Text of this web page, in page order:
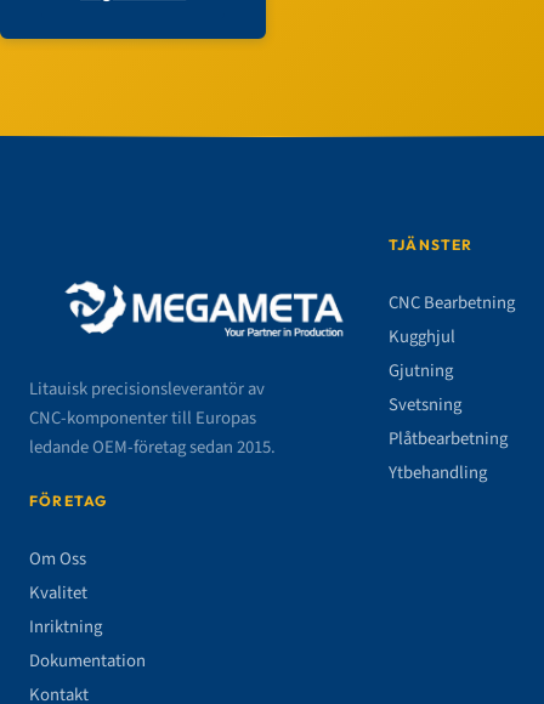
Litauisk precisionsleverantör av
CNC-komponenter till Europas
ledande OEM-företag sedan 2015.
TJÄNSTER
CNC Bearbetning
Kugghjul
Gjutning
Svetsning
Plåtbearbetning
Ytbehandling
FÖRETAG
Om Oss
Kvalitet
Inriktning
Dokumentation
Kontakt